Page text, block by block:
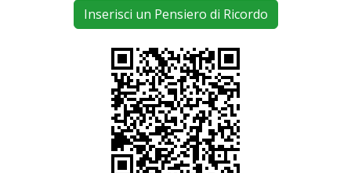
Inserisci un Pensiero di Ricordo